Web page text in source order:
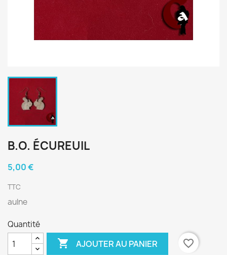
B.O. ÉCUREUIL
5,00 €
TTC
aulne
Quantité
 AJOUTER AU PANIER
favorite_border